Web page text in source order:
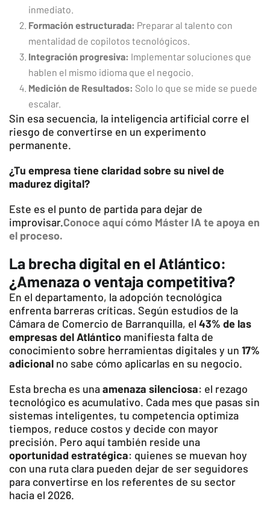
inmediato.
Formación estructurada: Preparar al talento con
mentalidad de copilotos tecnológicos.
Integración progresiva: Implementar soluciones que
hablen el mismo idioma que el negocio.
Medición de Resultados: Solo lo que se mide se puede
escalar.
Sin esa secuencia, la inteligencia artificial corre el
riesgo de convertirse en un experimento
permanente.
¿Tu empresa tiene claridad sobre su nivel de
madurez digital?
Este es el punto de partida para dejar de
improvisar.Conoce aquí cómo Máster IA te apoya en
el proceso.
La brecha digital en el Atlántico:
¿Amenaza o ventaja competitiva?
En el departamento, la adopción tecnológica
enfrenta barreras críticas. Según estudios de la
Cámara de Comercio de Barranquilla, el 43% de las
empresas del Atlántico manifiesta falta de
conocimiento sobre herramientas digitales y un 17%
adicional no sabe cómo aplicarlas en su negocio.
Esta brecha es unaamenaza silenciosa: el rezago
tecnológico es acumulativo. Cada mes que pasas sin
sistemas inteligentes, tu competencia optimiza
tiempos, reduce costos y decide con mayor
precisión. Pero aquí también reside una
oportunidad estratégica: quienes se muevan hoy
con una ruta clara pueden dejar de ser seguidores
para convertirse en los referentes de su sector
hacia el 2026.